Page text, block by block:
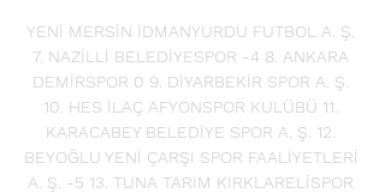
YENİ MERSİN İDMANYURDU FUTBOL A. Ş.
7. NAZİLLİ BELEDİYESPOR -4 8. ANKARA
DEMİRSPOR 0 9. DİYARBEKİR SPOR A. Ş.
10. HES İLAÇ AFYONSPOR KULÜBÜ 11.
KARACABEY BELEDİYE SPOR A. Ş. 12.
BEYOĞLU YENİ ÇARŞI SPOR FAALİYETLERİ
A. Ş. -5 13. TUNA TARIM KIRKLARELİSPOR